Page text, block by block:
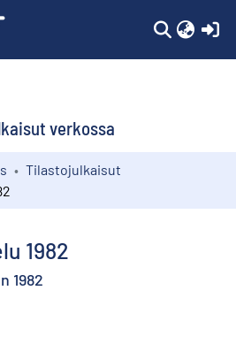
verkossa
Tilastojulkaisut
1982
1982